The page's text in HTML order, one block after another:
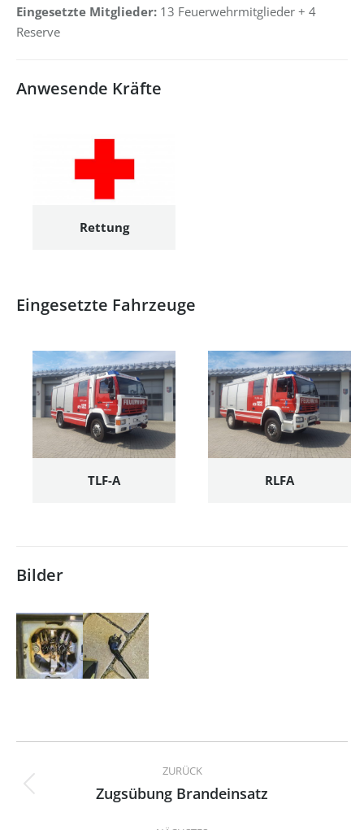
Eingesetzte Mitglieder: 13 Feuerwehrmitglieder + 4
Reserve
Anwesende Kräfte
Rettung
Eingesetzte Fahrzeuge
TLF-A RLFA
Bilder
Kommentarnavigation
ZURÜCK
Vorheriger
Zugsübung Brandeinsatz